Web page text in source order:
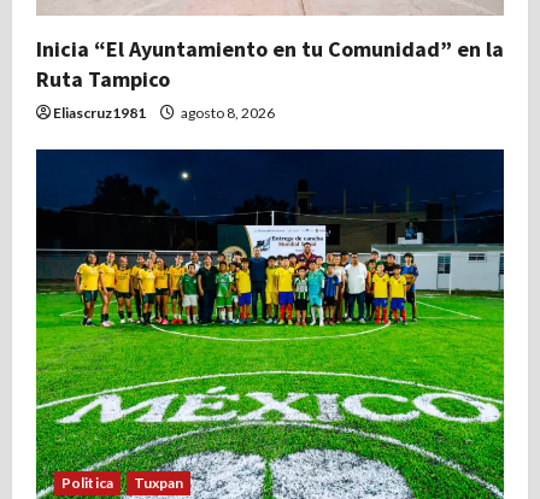
t
r
a
a
s
Inicia “El Ayuntamiento en tu Comunidad” en la
Ruta Tampico
Eliascruz1981 agosto 8, 2026
Politica Tuxpan